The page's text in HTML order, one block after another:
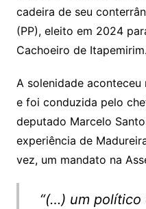
cadeira de seu
(PP), eleito em 2024
Cachoeiro de Itapemirim.
A solenidade aconteceu
e foi conduzida pelo
deputado Marcelo
experiência de
vez, um mandato na
“(…) um